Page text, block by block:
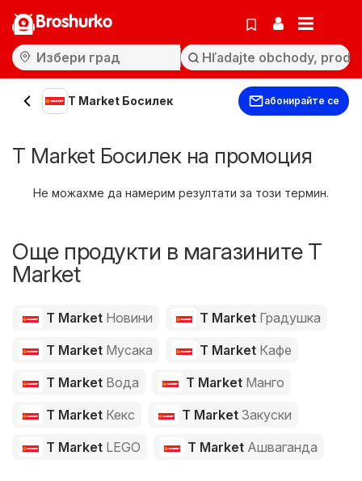
Broshurko
T Market Босилек абонирайте се
T Market Босилек на промоция
Не можахме да намерим резултати за този термин.
Още продукти в магазините T
Market
T Market Новини T Market Градушка
T Market Мусака T Market Кафе
T Market Вода T Market Манго
T Market Кекс T Market Закуски
T Market LEGO T Market Ашваганда